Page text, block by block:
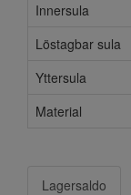
Innersula
Löstagbar sula
Yttersula
Material
Lagersaldo